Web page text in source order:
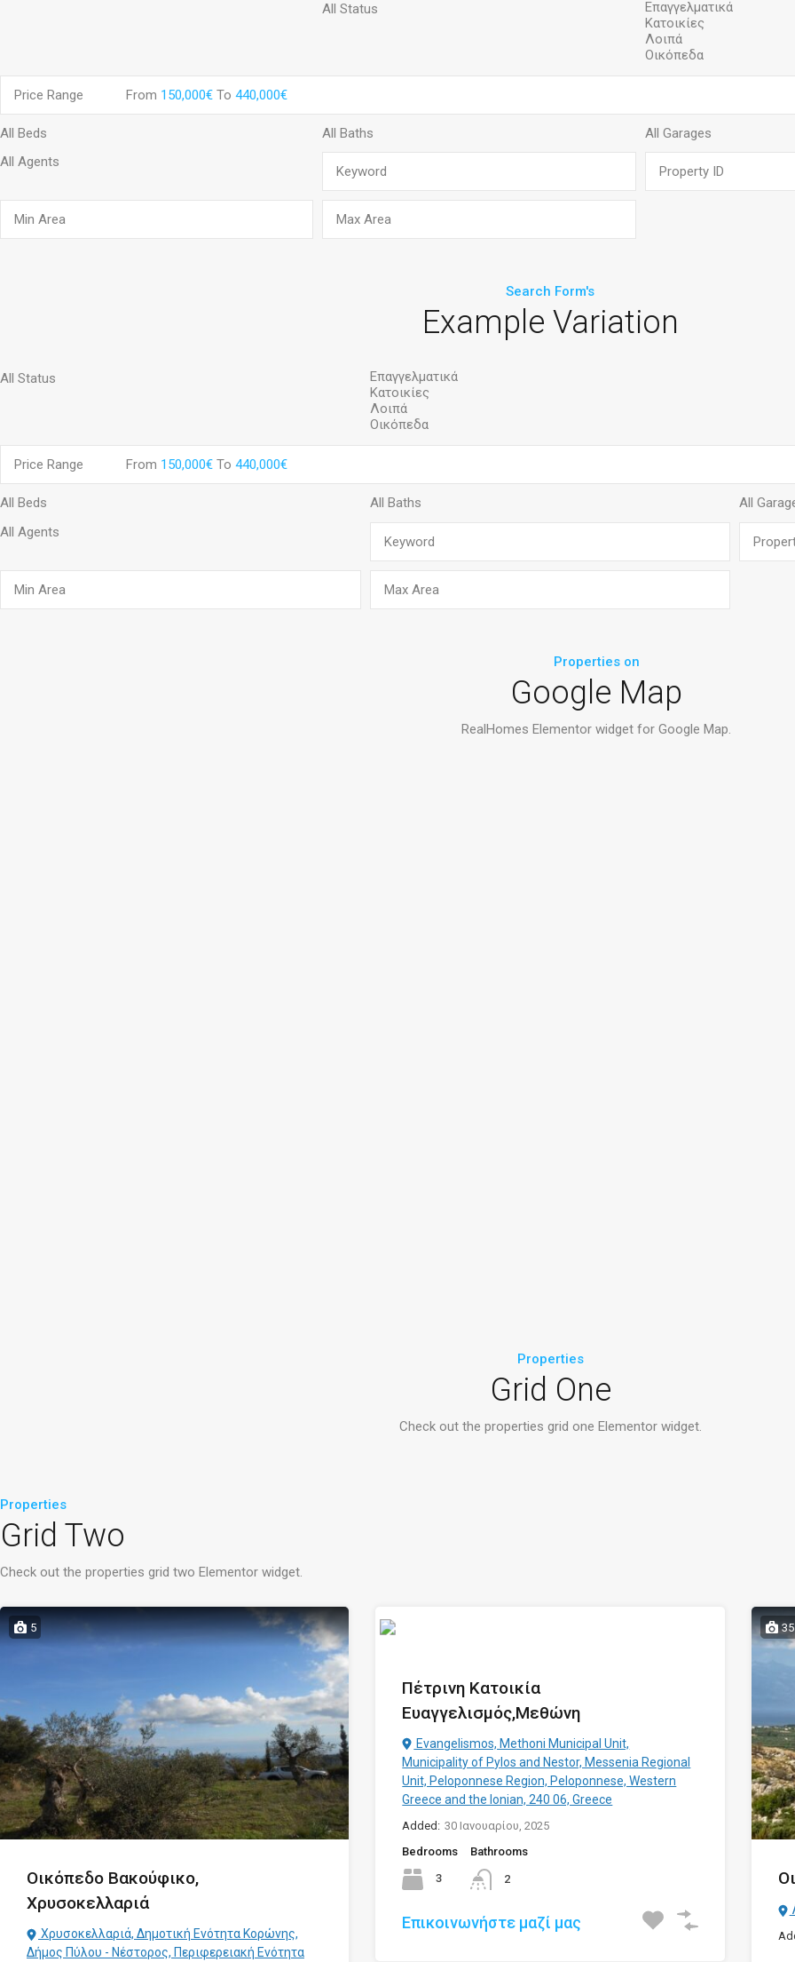
Price Range From 150,000€ To 440,000€
Search Form's
Example Variation
Price Range From 150,000€ To 440,000€
Properties on
Google Map
RealHomes Elementor widget for Google Map.
Properties
Grid One
Check out the properties grid one Elementor widget.
Properties
Grid Two
Check out the properties grid two Elementor widget.
5
Οικόπεδο Βακούφικο,
Χρυσοκελλαριά
Χρυσοκελλαριά, Δημοτική Ενότητα Κορώνης,
Δήμος Πύλου - Νέστορος, Περιφερειακή Ενότητα
Πέτρινη Κατοικία
Ευαγγελισμός,Μεθώνη
Evangelismos, Methoni Municipal Unit,
Municipality of Pylos and Nestor, Messenia Regional
Unit, Peloponnese Region, Peloponnese, Western
Greece and the Ionian, 240 06, Greece
Added: 30 Ιανουαρίου, 2025
Bedrooms
3
Bathrooms
2
Επικοινωνήστε μαζί μας
35